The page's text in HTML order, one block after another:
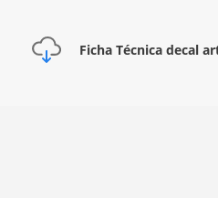
Ficha Técnica decal